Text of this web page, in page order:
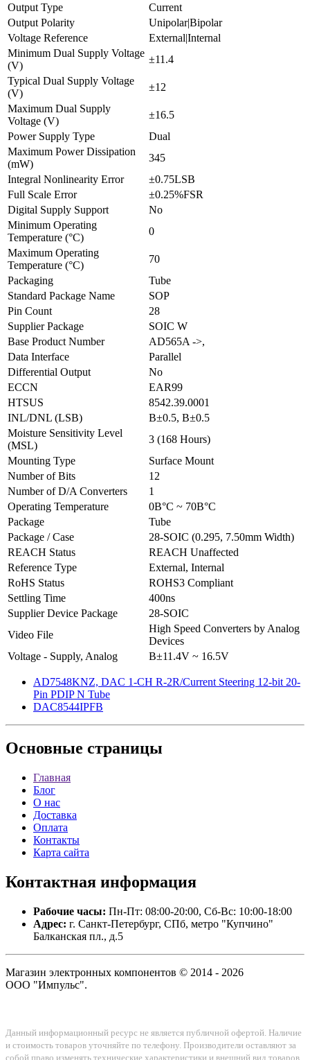
Output Type
Current
Output Polarity
Unipolar|Bipolar
Voltage Reference
External|Internal
Minimum Dual Supply Voltage
(V)
±11.4
Typical Dual Supply Voltage
(V)
±12
Maximum Dual Supply
Voltage (V)
±16.5
Power Supply Type
Dual
Maximum Power Dissipation
(mW)
345
Integral Nonlinearity Error
±0.75LSB
Full Scale Error
±0.25%FSR
Digital Supply Support
No
Minimum Operating
Temperature (°C)
0
Maximum Operating
Temperature (°C)
70
Packaging
Tube
Standard Package Name
SOP
Pin Count
28
Supplier Package
SOIC W
Base Product Number
AD565A ->,
Data Interface
Parallel
Differential Output
No
ECCN
EAR99
HTSUS
8542.39.0001
INL/DNL (LSB)
В±0.5, В±0.5
Moisture Sensitivity Level
(MSL)
3 (168 Hours)
Mounting Type
Surface Mount
Number of Bits
12
Number of D/A Converters
1
Operating Temperature
0В°C ~ 70В°C
Package
Tube
Package / Case
28-SOIC (0.295, 7.50mm Width)
REACH Status
REACH Unaffected
Reference Type
External, Internal
RoHS Status
ROHS3 Compliant
Settling Time
400ns
Supplier Device Package
28-SOIC
Video File
High Speed Converters by Analog
Devices
Voltage - Supply, Analog
В±11.4V ~ 16.5V
AD7548KNZ, DAC 1-CH R-2R/Current Steering 12-bit 20-
Pin PDIP N Tube
DAC8544IPFB
Основные страницы
Главная
Блог
О нас
Доставка
Оплата
Контакты
Карта сайта
Контактная информация
Рабочие часы: Пн-Пт: 08:00-20:00, Сб-Вс: 10:00-18:00
Адрес: г. Санкт-Петербург, СПб, метро "Купчино"
Балканская пл., д.5
Магазин электронных компонентов © 2014 - 2026
ООО "Импульс".
Данный информационный ресурс не является публичной офертой. Наличие
и стоимость товаров уточняйте по телефону. Производители оставляют за
собой право изменять технические характеристики и внешний вид товаров